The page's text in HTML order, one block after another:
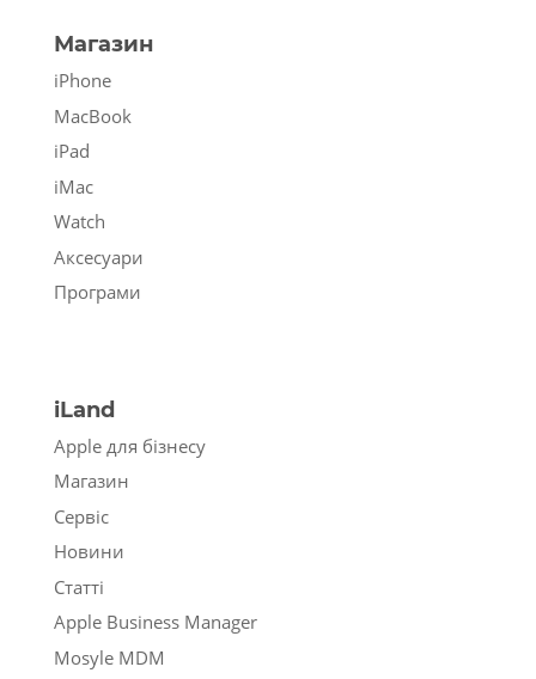
Магазин
iPhone
MacBook
iPad
iMac
Watch
Аксесуари
Програми
iLand
Apple для бізнесу
Магазин
Сервіс
Новини
Статті
Apple Business Manager
Mosyle MDM